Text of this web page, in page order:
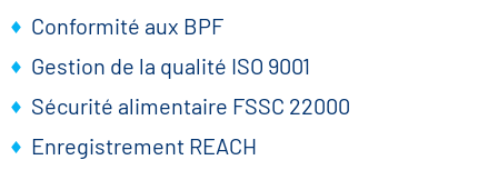
Conformité aux BPF
Gestion de la qualité ISO 9001
Sécurité alimentaire FSSC 22000
Enregistrement REACH